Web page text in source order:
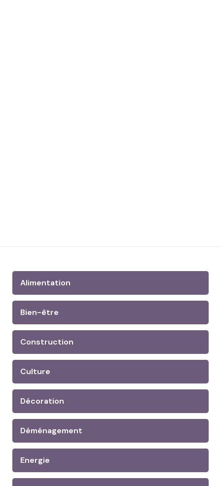
Alimentation
Bien-être
Construction
Culture
Décoration
Déménagement
Energie